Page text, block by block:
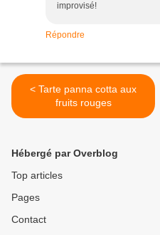
improvisé!
Répondre
< Tarte panna cotta aux
fruits rouges
Hébergé par Overblog
Top articles
Pages
Contact